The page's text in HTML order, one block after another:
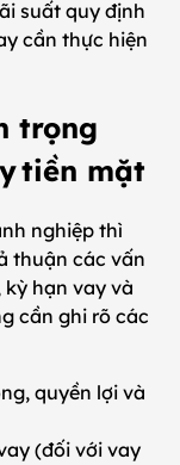
suất quy định
cần thực hiện
trọng
tiền mặt
nghiệp thì
thuận các vấn
kỳ hạn vay và
cần ghi rõ các
quyền lợi và
(đối với vay